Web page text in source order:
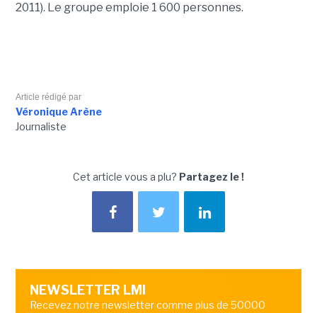
2011). Le groupe emploie 1 600 personnes.
Article rédigé par
Véronique Arène
Journaliste
Cet article vous a plu? Partagez le !
NEWSLETTER LMI
Recevez notre newsletter comme plus de 50000